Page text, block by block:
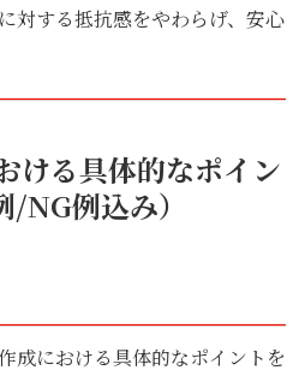
対する抵抗感をやわらげ、安心
ける具体的なポイン
/NG例込み）
成における具体的なポイントを